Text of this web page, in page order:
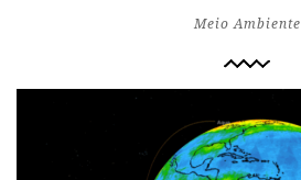
Meio Ambiente